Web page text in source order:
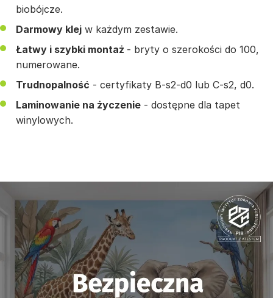
biobójcze.
Darmowy klej w każdym zestawie.
Łatwy i szybki montaż - bryty o szerokości do 100,
numerowane.
Trudnopalność - certyfikaty B-s2-d0 lub C-s2, d0.
Laminowanie na życzenie - dostępne dla tapet
winylowych.